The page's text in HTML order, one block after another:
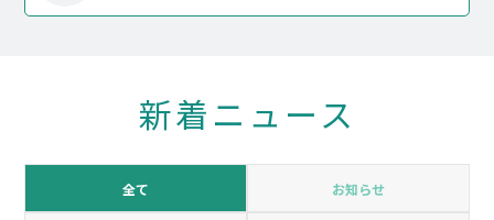
新着ニュース
全て お知らせ